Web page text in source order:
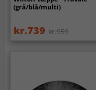
(grå/blå/multi)
kr.739 kr.959